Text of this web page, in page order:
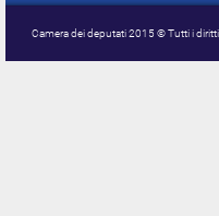
Camera dei deputati 2015 © Tutti i